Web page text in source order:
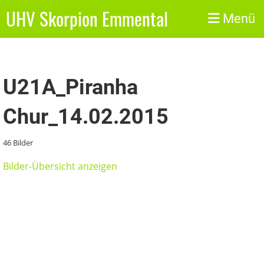
UHV Skorpion Emmental Menü
Zurück
U21A_Piranha
Chur_14.02.2015
46 Bilder
Bilder-Übersicht anzeigen